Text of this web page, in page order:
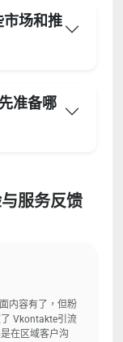
场和推
准备哪
服务反馈
内容有了，但粉
Vkontakte引流
在区域客户沟